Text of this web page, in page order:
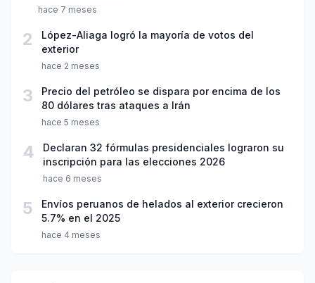
hace 7 meses
2
López-Aliaga logró la mayoría de votos del
exterior
hace 2 meses
3
Precio del petróleo se dispara por encima de los
80 dólares tras ataques a Irán
hace 5 meses
4
Declaran 32 fórmulas presidenciales lograron su
inscripción para las elecciones 2026
hace 6 meses
5
Envíos peruanos de helados al exterior crecieron
5.7% en el 2025
hace 4 meses